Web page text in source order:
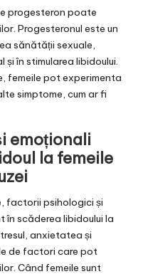
progesteron poate
Progesteronul este un
sănătății sexuale,
și în stimularea libidoului.
femeile pot experimenta
simptome, cum ar fi
emoționali
la femeile
factorii psihologici și
în scăderea libidoului la
anxietatea și
de factori care pot
Când femeile sunt